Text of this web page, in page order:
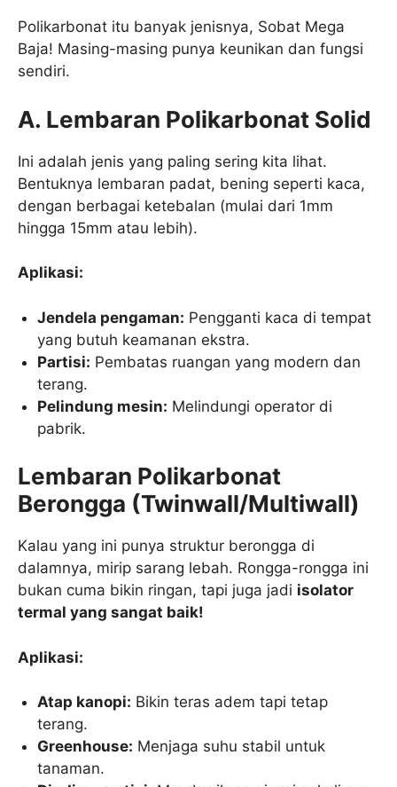
Polikarbonat itu banyak jenisnya, Sobat Mega
Baja! Masing-masing punya keunikan dan fungsi
sendiri.
A. Lembaran Polikarbonat Solid
Ini adalah jenis yang paling sering kita lihat.
Bentuknya lembaran padat, bening seperti kaca,
dengan berbagai ketebalan (mulai dari 1mm
hingga 15mm atau lebih).
Aplikasi:
Jendela pengaman: Pengganti kaca di tempat
yang butuh keamanan ekstra.
Partisi: Pembatas ruangan yang modern dan
terang.
Pelindung mesin: Melindungi operator di
pabrik.
Lembaran Polikarbonat
Berongga (Twinwall/Multiwall)
Kalau yang ini punya struktur berongga di
dalamnya, mirip sarang lebah. Rongga-rongga ini
bukan cuma bikin ringan, tapi juga jadi isolator
termal yang sangat baik!
Aplikasi:
Atap kanopi: Bikin teras adem tapi tetap
terang.
Greenhouse: Menjaga suhu stabil untuk
tanaman.